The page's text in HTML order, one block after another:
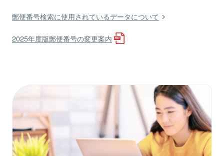
郵便番号検索に使用されているデータについて
2025年度版郵便番号の変更案内